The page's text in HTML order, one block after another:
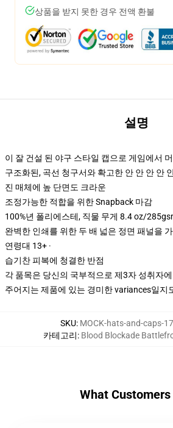
상품을 받지 못한 경우 전액 환불
설명
이 잘 건설 된 야구 스타일 캡으로 게임에서
구조화된, 곡선 청구서와 확고한 안 안 안 안
진 매체에 높 단면도 크라운
조정가능한 적합을 위한 Snapback 마감
100%년 폴리에스테, 직물 무게 8.4 oz/
완벽한 인쇄를 위한 두 배 넓은 정면 패널을
연령대 13+ ·
습기찬 피복에 청결한 반점
각 품목은 당신의 국부적으로 제3자 성취자
주어지는 제품에 있는 경미한 variances일지
SKU: MOCK-hats-and-caps-
카테고리: Blood Blockade
What Customers